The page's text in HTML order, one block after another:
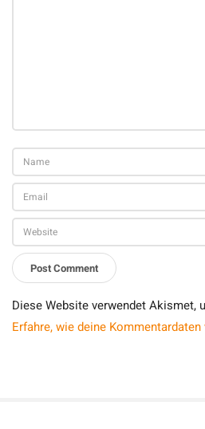
Diese Website verwendet Akismet,
Erfahre, wie deine